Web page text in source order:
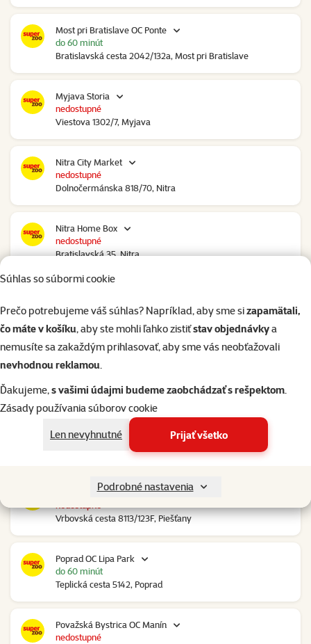
Súhlas so súbormi cookie
Prečo potrebujeme váš súhlas? Napríklad, aby sme sizapamätali,
čo máte v košíku, aby ste mohli ľahko zistiťstav objednávkya
nemusíte sa zakaždým prihlasovať, aby sme vás neobťažovali
nevhodnou reklamou.
Ďakujeme,s vašimi údajmi budeme zaobchádzať s rešpektom.
Zásady používania súborov cookie
Len nevyhnutné
Prijať všetko
Podrobné nastavenia
Most pri Bratislave OC Ponte
Bratislavská cesta 2042/132a, Most pri Bratislave
do 60 minút
Myjava Storia
Viestova 1302/7, Myjava
nedostupné
Nitra City Market
Dolnočermánska 818/70, Nitra
nedostupné
Nitra Home Box
Bratislavská 35, Nitra
nedostupné
Trenčianska 2740/70, Nové Mesto nad Váhom
nedostupné
Nové Zámky Stop Shop
Nitrianska cesta 109, Nové Zámky
Pezinok Bozin Shopping
Šenkvická cesta 4798, Pezinok
do 60 minút
Piešťany OC Klokan
Vrbovská cesta 8113/123F, Piešťany
Poprad OC Lipa Park
Teplická cesta 5142, Poprad
do 60 minút
Považská Bystrica OC Manín
nedostupné